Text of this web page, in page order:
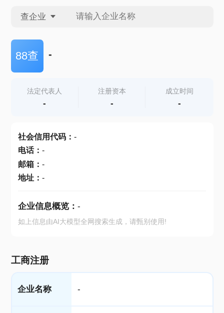
查企业
查企业
查产地
88查 -
法定代表人
-
注册资本
-
成立时间
-
社会信用代码： -
电话： -
邮箱： -
地址： -
企业信息概览： -
如上信息由AI大模型全网搜索生成，请甄别使用!
工商注册
企业名称 -